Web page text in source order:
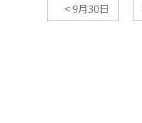
<9月30日